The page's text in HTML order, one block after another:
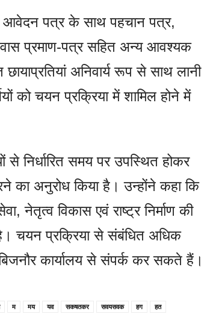
आवेदन पत्र के साथ पहचान पत्र,
प्रमाण-पत्र सहित अन्य आवश्यक
अनिवार्य रूप से साथ लानी
को चयन प्रक्रिया में शामिल होने में
से निर्धारित समय पर उपस्थित होकर
का अनुरोध किया है। उन्होंने कहा कि
नेतृत्व विकास एवं राष्ट्र निर्माण की
है। चयन प्रक्रिया से संबंधित अधिक
कार्यालय से संपर्क कर सकते हैं।
म मय यव सकषतकर सवयसवक हग हत